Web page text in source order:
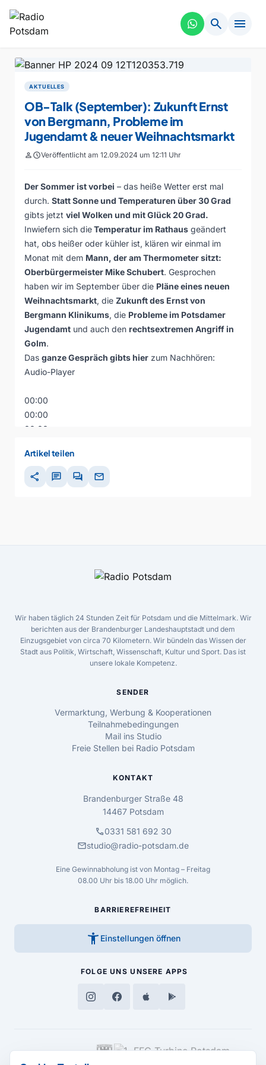
search menu
AKTUELLES
OB-Talk (September): Zukunft Ernst
von Bergmann, Probleme im
Jugendamt & neuer Weihnachtsmarkt
personscheduleVeröffentlicht am 12.09.2024 um 12:11 Uhr
Der Sommer ist vorbei – das heiße Wetter erst mal
durch. Statt Sonne und Temperaturen über 30 Grad
gibts jetzt viel Wolken und mit Glück 20 Grad.
Inwiefern sich dieTemperatur im Rathaus geändert
hat, obs heißer oder kühler ist, klären wir einmal im
Monat mit dem Mann, der am Thermometer sitzt:
Oberbürgermeister Mike Schubert. Gesprochen
haben wir im September über die Pläne eines neuen
Weihnachtsmarkt, die Zukunft des Ernst von
Bergmann Klinikums, die Probleme im Potsdamer
Jugendamt und auch den rechtsextremen Angriff in
Golm.
Das ganze Gespräch gibts hier zum Nachhören:
Audio-Player
00:00
00:00
00:00
Artikel teilen
share chat forum mail
Wir haben täglich 24 Stunden Zeit für Potsdam und die Mittelmark. Wir
berichten aus der Brandenburger Landeshauptstadt und dem
Einzugsgebiet von circa 70 Kilometern. Wir bündeln das Wissen der
Stadt aus Politik, Wirtschaft, Wissenschaft, Kultur und Sport. Das ist
unsere lokale Kompetenz.
SENDER
Vermarktung, Werbung & Kooperationen
Teilnahmebedingungen
Mail ins Studio
Freie Stellen bei Radio Potsdam
KONTAKT
Brandenburger Straße 48
14467 Potsdam
call0331 581 692 30
mailstudio@radio-potsdam.de
Eine Gewinnabholung ist von Montag – Freitag
08.00 Uhr bis 18.00 Uhr möglich.
BARRIEREFREIHEIT
accessibility_new Einstellungen öffnen
FOLGE UNS UNSERE APPS
MEDIENPARTNER